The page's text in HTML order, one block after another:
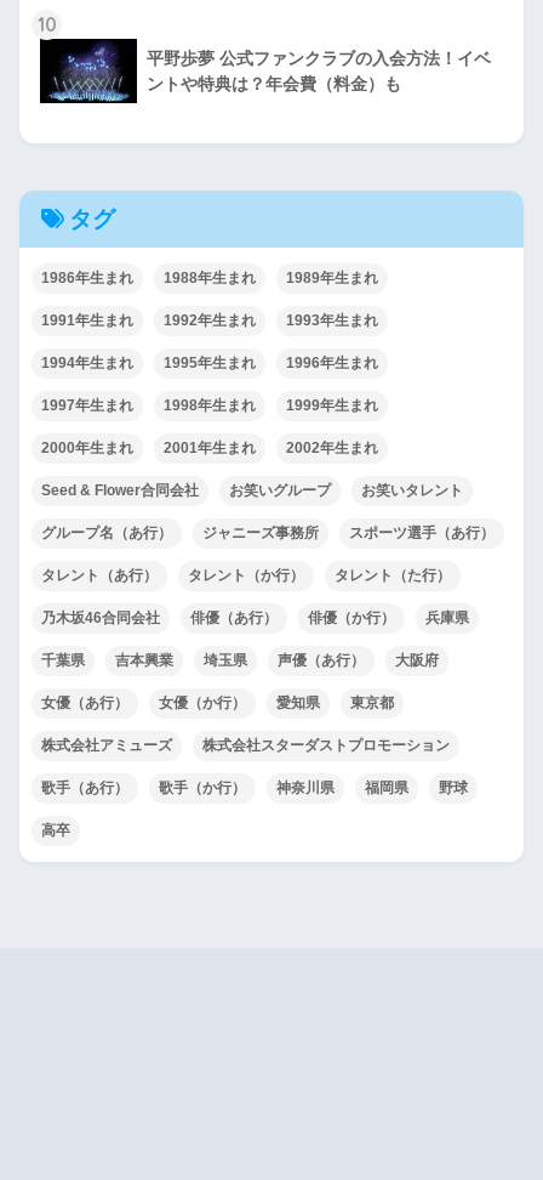
10
平野歩夢 公式ファンクラブの入会方法！イベ
ントや特典は？年会費（料金）も
タグ
1986年生まれ 1988年生まれ 1989年生まれ
1991年生まれ 1992年生まれ 1993年生まれ
1994年生まれ 1995年生まれ 1996年生まれ
1997年生まれ 1998年生まれ 1999年生まれ
2000年生まれ 2001年生まれ 2002年生まれ
Seed & Flower合同会社 お笑いグループ お笑いタレント
グループ名（あ行） ジャニーズ事務所 スポーツ選手（あ行）
タレント（あ行） タレント（か行） タレント（た行）
乃木坂46合同会社 俳優（あ行） 俳優（か行） 兵庫県
千葉県 吉本興業 埼玉県 声優（あ行） 大阪府
女優（あ行） 女優（か行） 愛知県 東京都
株式会社アミューズ 株式会社スターダストプロモーション
歌手（あ行） 歌手（か行） 神奈川県 福岡県 野球
高卒